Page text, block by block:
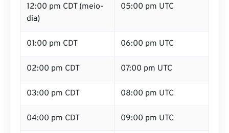
12:00 pm CDT (meio-
dia)
05:00 pm UTC
01:00 pm CDT 06:00 pm UTC
02:00 pm CDT 07:00 pm UTC
03:00 pm CDT 08:00 pm UTC
04:00 pm CDT 09:00 pm UTC